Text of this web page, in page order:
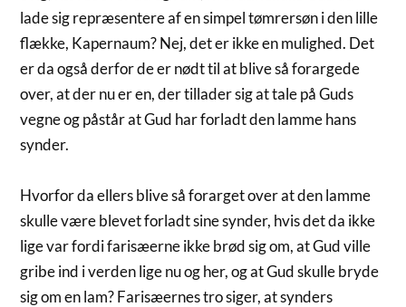
lade sig repræsentere af en simpel tømrersøn i den lille
flække, Kapernaum? Nej, det er ikke en mulighed. Det
er da også derfor de er nødt til at blive så forargede
over, at der nu er en, der tillader sig at tale på Guds
vegne og påstår at Gud har forladt den lamme hans
synder.
Hvorfor da ellers blive så forarget over at den lamme
skulle være blevet forladt sine synder, hvis det da ikke
lige var fordi farisæerne ikke brød sig om, at Gud ville
gribe ind i verden lige nu og her, og at Gud skulle bryde
sig om en lam? Farisæernes tro siger, at synders